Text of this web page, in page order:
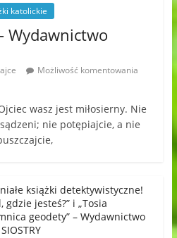
katolickie
Wydawnictwo
Możliwość komentowania
wasz jest miłosierny. Nie
nie potępiajcie, a nie
książki detektywistyczne!
gdzie jesteś?” i „Tosia
geodety” – Wydawnictwo